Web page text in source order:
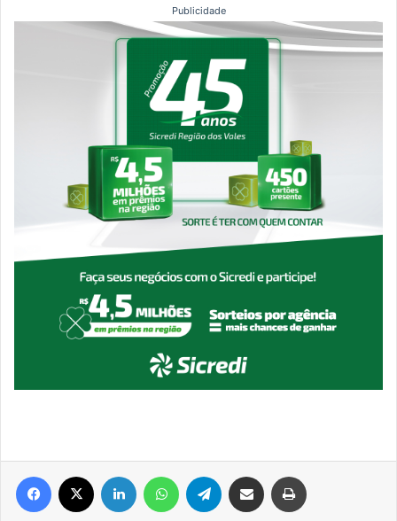
Publicidade
Facebook Linkedin WhatsAppTelegram Compartilhar via e-mail